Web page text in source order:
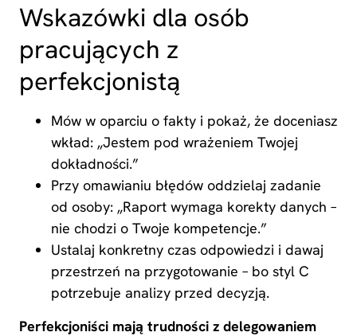
Wskazówki dla osób
pracujących z
perfekcjonistą
Mów w oparciu o fakty i pokaż, że doceniasz
wkład: „Jestem pod wrażeniem Twojej
dokładności.”
Przy omawianiu błędów oddzielaj zadanie
od osoby: „Raport wymaga korekty danych –
nie chodzi o Twoje kompetencje.”
Ustalaj konkretny czas odpowiedzi i dawaj
przestrzeń na przygotowanie – bo styl C
potrzebuje analizy przed decyzją.
Perfekcjoniści mają trudności z delegowaniem